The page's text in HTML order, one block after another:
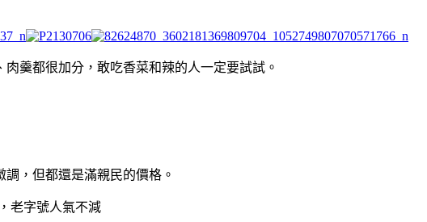
羹都很加分，敢吃香菜和辣的人一定要試試。
，但都還是滿親民的價格。